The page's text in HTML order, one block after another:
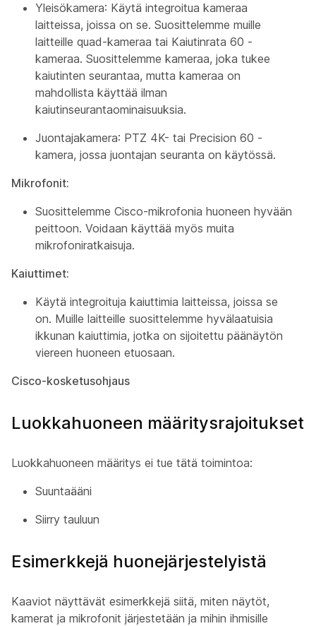
Yleisökamera: Käytä integroitua kameraa
laitteissa, joissa on se. Suosittelemme muille
laitteille quad-kameraa tai Kaiutinrata 60 -
kameraa. Suosittelemme kameraa, joka tukee
kaiutinten seurantaa, mutta kameraa on
mahdollista käyttää ilman
kaiutinseurantaominaisuuksia.
Juontajakamera: PTZ 4K- tai Precision 60 -
kamera, jossa juontajan seuranta on käytössä.
Mikrofonit:
Suosittelemme Cisco-mikrofonia huoneen hyvään
peittoon. Voidaan käyttää myös muita
mikrofoniratkaisuja.
Kaiuttimet:
Käytä integroituja kaiuttimia laitteissa, joissa se
on. Muille laitteille suosittelemme hyvälaatuisia
ikkunan kaiuttimia, jotka on sijoitettu päänäytön
viereen huoneen etuosaan.
Cisco-kosketusohjaus
Luokkahuoneen määritysrajoitukset
Luokkahuoneen määritys ei tue tätä toimintoa:
Suuntaääni
Siirry tauluun
Esimerkkejä huonejärjestelyistä
Kaaviot näyttävät esimerkkejä siitä, miten näytöt,
kamerat ja mikrofonit järjestetään ja mihin ihmisille